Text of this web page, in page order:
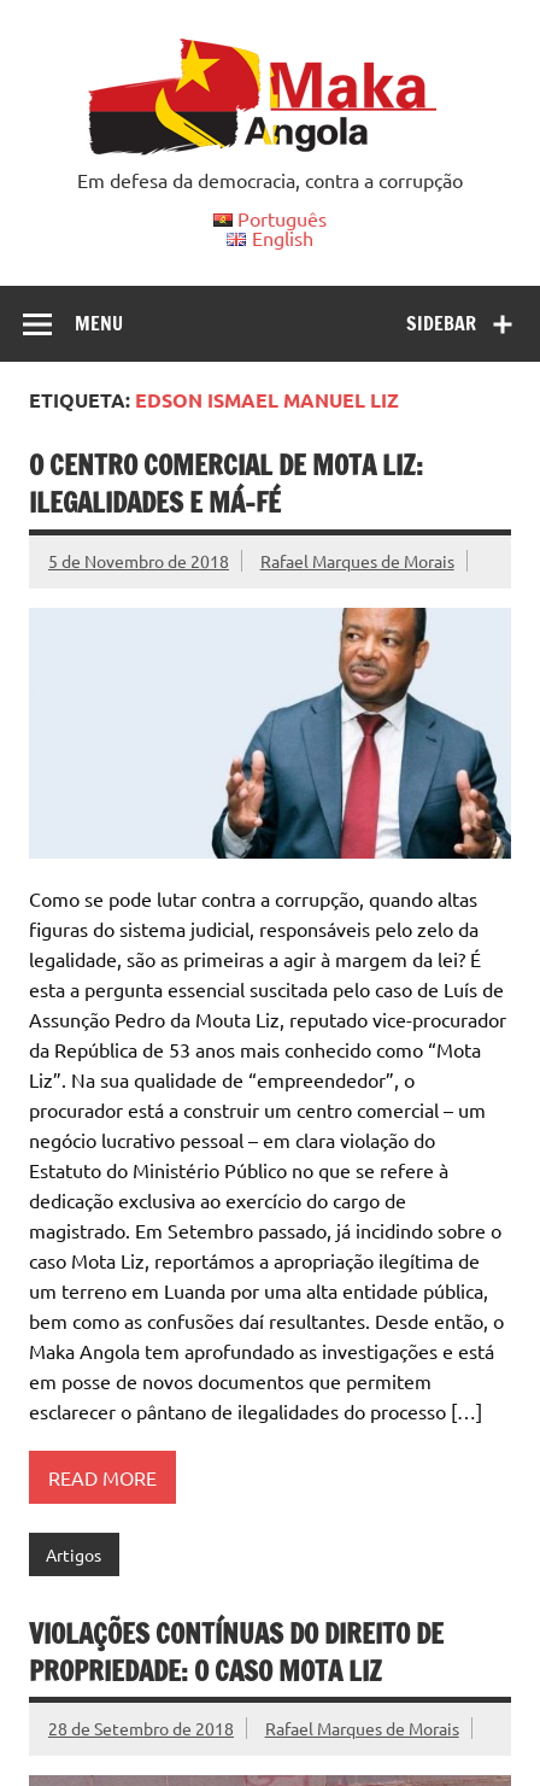
Em defesa da democracia, contra a corrupção
Português
English
SIDEBAR
MENU
ETIQUETA: EDSON ISMAEL MANUEL LIZ
O CENTRO COMERCIAL DE MOTA LIZ:
ILEGALIDADES E MÁ-FÉ
5 de Novembro de 2018 Rafael Marques de Morais
Como se pode lutar contra a corrupção, quando altas
figuras do sistema judicial, responsáveis pelo zelo da
legalidade, são as primeiras a agir à margem da lei? É
esta a pergunta essencial suscitada pelo caso de Luís de
Assunção Pedro da Mouta Liz, reputado vice-procurador
da República de 53 anos mais conhecido como “Mota
Liz”. Na sua qualidade de “empreendedor”, o
procurador está a construir um centro comercial – um
negócio lucrativo pessoal – em clara violação do
Estatuto do Ministério Público no que se refere à
dedicação exclusiva ao exercício do cargo de
magistrado. Em Setembro passado, já incidindo sobre o
caso Mota Liz, reportámos a apropriação ilegítima de
um terreno em Luanda por uma alta entidade pública,
bem como as confusões daí resultantes. Desde então, o
Maka Angola tem aprofundado as investigações e está
em posse de novos documentos que permitem
esclarecer o pântano de ilegalidades do processo […]
READ MORE
Artigos
VIOLAÇÕES CONTÍNUAS DO DIREITO DE
PROPRIEDADE: O CASO MOTA LIZ
28 de Setembro de 2018 Rafael Marques de Morais